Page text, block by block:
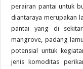
perairan pantai untuk
diantaraya merupakan
pantai yang di
mangrove, padang
potensial untuk
jenis komoditas